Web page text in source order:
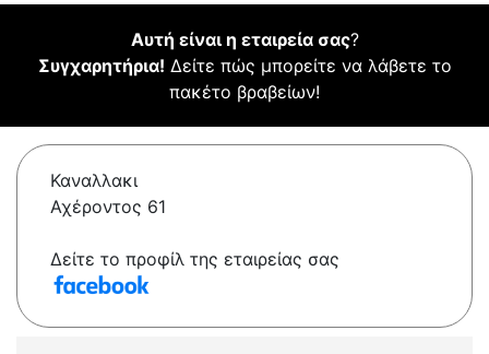
Αυτή είναι η εταιρεία σας?
Συγχαρητήρια! Δείτε πώς μπορείτε να λάβετε το
πακέτο βραβείων!
Καναλλακι
Αχέροντος 61
Δείτε το προφίλ της εταιρείας σας